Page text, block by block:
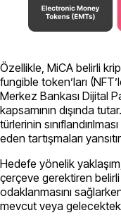
Özellikle, MiCA belirli
fungible token’ları
Merkez Bankası Dijital
kapsamının dışında
türlerinin
eden tartışmaları
Hedefe yönelik
çerçeve gerektiren
odaklanmasını
mevcut veya